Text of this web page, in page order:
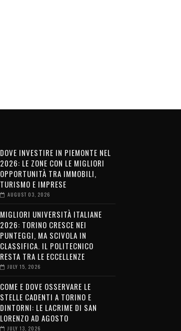
DOVE INVESTIRE IN PIEMONTE NEL
2026: LE ZONE CON LE MIGLIORI
OPPORTUNITÀ TRA IMMOBILI,
TURISMO E IMPRESE
AUGUST 03, 2026
MIGLIORI UNIVERSITÀ ITALIANE
2026: TORINO CRESCE NEI
PUNTEGGI, MA SCIVOLA IN
CLASSIFICA. IL POLITECNICO
RESTA TRA LE ECCELLENZE
JULY 15, 2026
COME E DOVE OSSERVARE LE
STELLE CADENTI A TORINO E
DINTORNI: LE LACRIME DI SAN
LORENZO AD AGOSTO
JULY 13, 2026